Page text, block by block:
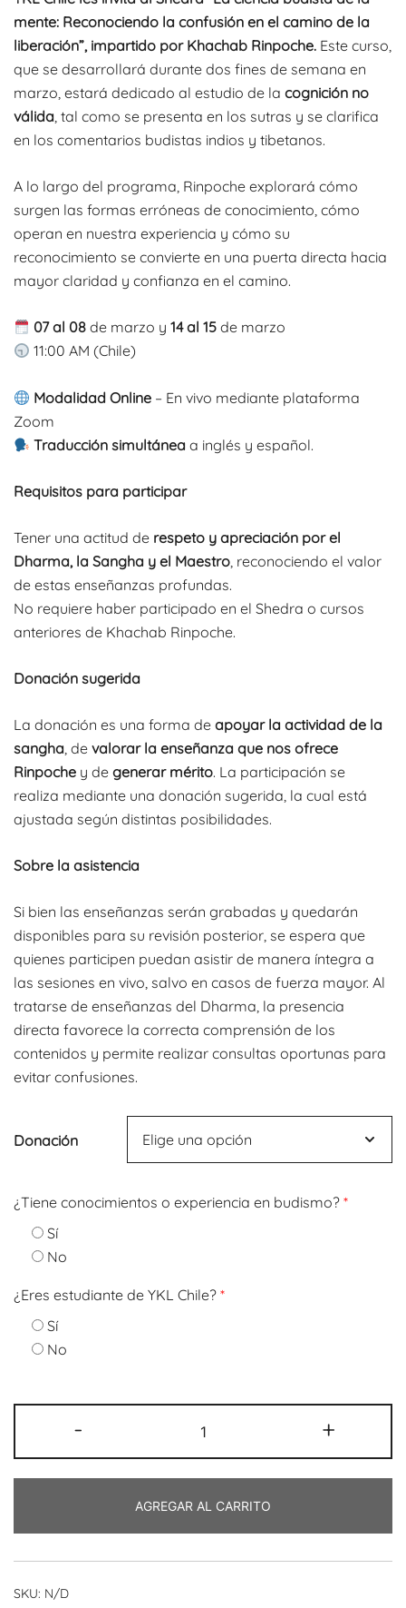
precios:
desde
$1.000
hasta
mente: Reconociendo la confusión en el camino de la
liberación”, impartido por Khachab Rinpoche. Este curso,
que se desarrollará durante dos fines de semana en
marzo, estará dedicado al estudio de la cognición no
válida, tal como se presenta en los sutras y se clarifica
en los comentarios budistas indios y tibetanos.
A lo largo del programa, Rinpoche explorará cómo
surgen las formas erróneas de conocimiento, cómo
operan en nuestra experiencia y cómo su
reconocimiento se convierte en una puerta directa hacia
mayor claridad y confianza en el camino.
07 al 08 de marzo y14 al 15 de marzo
11:00 AM (Chile)
Modalidad Online – En vivo mediante plataforma
Zoom
Traducción simultánea a inglés y español.
Requisitos para participar
Tener una actitud de respeto y apreciación por el
Dharma, la Sangha y el Maestro, reconociendo el valor
de estas enseñanzas profundas.
No requiere haber participado en el Shedra o cursos
anteriores de Khachab Rinpoche.
Donación sugerida
La donación es una forma de apoyar la actividad de la
sangha, de valorar la enseñanza que nos ofrece
Rinpoche y de generar mérito. La participación se
realiza mediante una donación sugerida, la cual está
ajustada según distintas posibilidades.
Sobre la asistencia
Si bien las enseñanzas serán grabadas y quedarán
disponibles para su revisión posterior, se espera que
quienes participen puedan asistir de manera íntegra a
las sesiones en vivo, salvo en casos de fuerza mayor. Al
tratarse de enseñanzas del Dharma, la presencia
directa favorece la correcta comprensión de los
contenidos y permite realizar consultas oportunas para
evitar confusiones.
Donación
¿Tiene conocimientos o experiencia en budismo? *
Sí
No
¿Eres estudiante de YKL Chile? *
Sí
No
-
ciencia
budista
la
mente.
Reconociendo
+
AGREGAR AL CARRITO
SKU: N/D